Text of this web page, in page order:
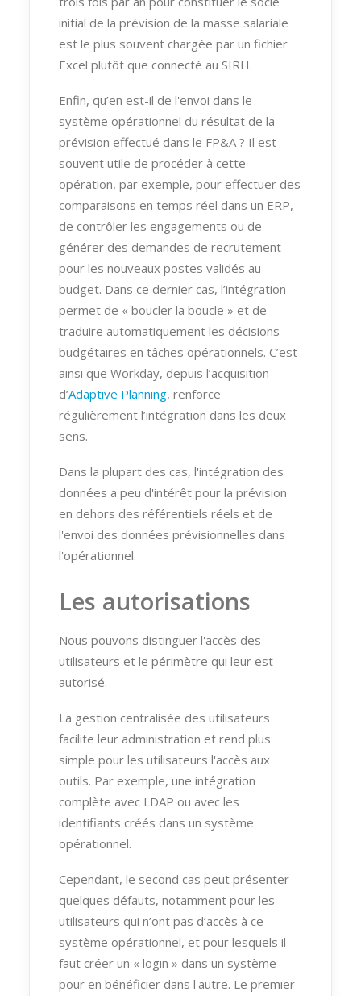
initial de la prévision de la masse salariale
est le plus souvent chargée par un fichier
Excel plutôt que connecté au SIRH.
Enfin, qu’en est-il de l'envoi dans le
système opérationnel du résultat de la
prévision effectué dans le FP&A ? Il est
souvent utile de procéder à cette
opération, par exemple, pour effectuer des
comparaisons en temps réel dans un ERP,
de contrôler les engagements ou de
générer des demandes de recrutement
pour les nouveaux postes validés au
budget. Dans ce dernier cas, l’intégration
permet de « boucler la boucle » et de
traduire automatiquement les décisions
budgétaires en tâches opérationnels. C’est
ainsi que Workday, depuis l’acquisition
d’Adaptive Planning, renforce
régulièrement l’intégration dans les deux
sens.
Dans la plupart des cas, l'intégration des
données a peu d'intérêt pour la prévision
en dehors des référentiels réels et de
l'envoi des données prévisionnelles dans
l'opérationnel.
Les autorisations
Nous pouvons distinguer l'accès des
utilisateurs et le périmètre qui leur est
autorisé.
La gestion centralisée des utilisateurs
facilite leur administration et rend plus
simple pour les utilisateurs l'accès aux
outils. Par exemple, une intégration
complète avec LDAP ou avec les
identifiants créés dans un système
opérationnel.
Cependant, le second cas peut présenter
quelques défauts, notamment pour les
utilisateurs qui n’ont pas d’accès à ce
système opérationnel, et pour lesquels il
faut créer un « login » dans un système
pour en bénéficier dans l'autre. Le premier